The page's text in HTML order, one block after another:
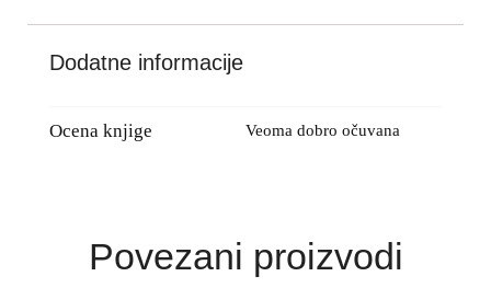
Dodatne informacije
Ocena knjige Veoma dobro očuvana
Povezani proizvodi